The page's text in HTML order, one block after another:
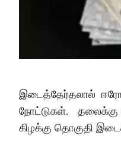
இடைத்தேர்தலால்
நோட்டுகள். தலைக்கு
கிழக்கு தொகுதி